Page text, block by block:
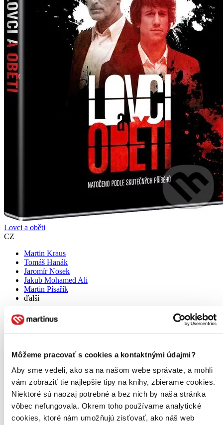
Môžeme pracovať s cookies a kontaktnými údajmi?
Aby sme vedeli, ako sa na našom webe správate, a mohli
vám zobraziť tie najlepšie tipy na knihy, zbierame cookies.
Niektoré sú naozaj potrebné a bez nich by naša stránka
vôbec nefungovala. Okrem toho používame analytické
cookies, ktoré nám umožňujú zisťovať, ako náš web
Lovci a oběti
CZ
Martin Kraus
Tomáš Hanák
Jaromír Nosek
Jakub Mohamed Ali
Martin Písařík
ďalší
Film Lovci a oběti je inspirován skutečnými příběhy a životními
situacemi, ve kterých se můžete už zítra ocitnout i Vy nebo někdo
Vám blízký. Co máte dělat, když se ocitnete v nekonečné spirále
DVD film
4,90 €
Tento produkt momentálne nemáme na sklade, ale zvyčajne
vám ho vieme zabezpečiť a odoslať do 4 – 6 dní. A
posnažíme sa aj trochu rýchlejšie!
Pridať do zoznamu
Vložiť do košíka